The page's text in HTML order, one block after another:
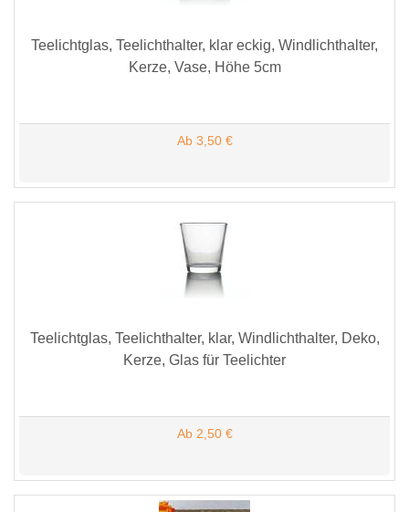
Teelichtglas, Teelichthalter, klar eckig, Windlichthalter,
Kerze, Vase, Höhe 5cm
Ab 3,50 €
Teelichtglas, Teelichthalter, klar, Windlichthalter, Deko,
Kerze, Glas für Teelichter
Ab 2,50 €